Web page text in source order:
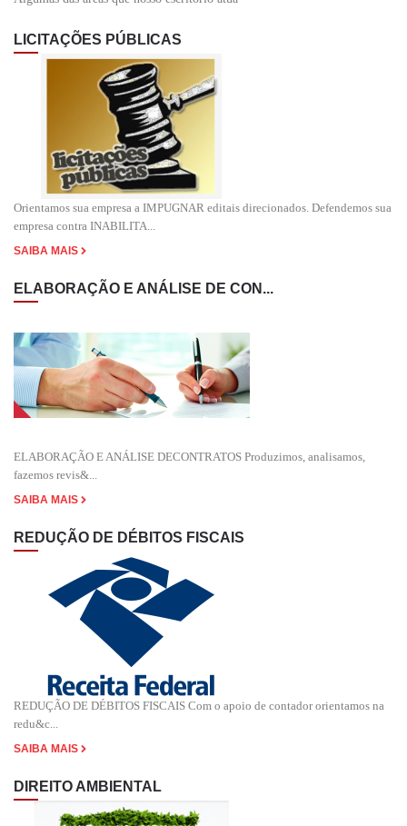
LICITAÇÕES PÚBLICAS
Orientamos sua empresa a IMPUGNAR editais direcionados. Defendemos sua
empresa contra INABILITA...
SAIBA MAIS
ELABORAÇÃO E ANÁLISE DE CON...
ELABORAÇÃO E ANÁLISE DECONTRATOS Produzimos, analisamos,
fazemos revis&...
SAIBA MAIS
REDUÇÃO DE DÉBITOS FISCAIS
REDUÇÃO DE DÉBITOS FISCAIS Com o apoio de contador orientamos na
redu&c...
SAIBA MAIS
DIREITO AMBIENTAL